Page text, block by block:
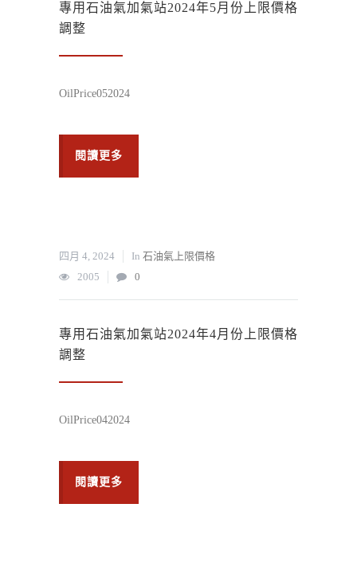
專用石油氣加氣站2024年5月份上限價格
調整
OilPrice052024
閱讀更多
四月 4, 2024 In 石油氣上限價格
2005
0
專用石油氣加氣站2024年4月份上限價格
調整
OilPrice042024
閱讀更多